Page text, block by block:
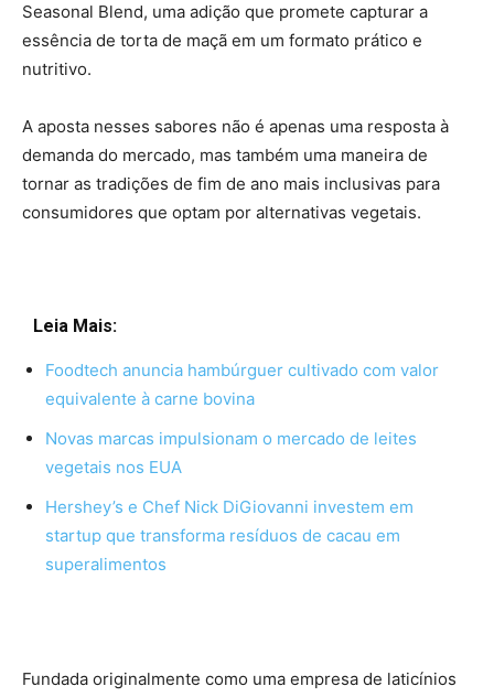
Seasonal Blend, uma adição que promete capturar a
essência de torta de maçã em um formato prático e
nutritivo.
A aposta nesses sabores não é apenas uma resposta à
demanda do mercado, mas também uma maneira de
tornar as tradições de fim de ano mais inclusivas para
consumidores que optam por alternativas vegetais.
Leia Mais:
Foodtech anuncia hambúrguer cultivado com valor
equivalente à carne bovina
Novas marcas impulsionam o mercado de leites
vegetais nos EUA
Hershey’s e Chef Nick DiGiovanni investem em
startup que transforma resíduos de cacau em
superalimentos
Fundada originalmente como uma empresa de laticínios